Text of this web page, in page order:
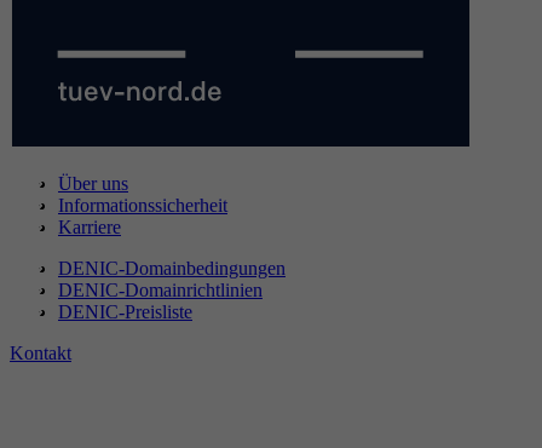
Über uns
Informationssicherheit
Karriere
DENIC-Domainbedingungen
DENIC-Domainrichtlinien
DENIC-Preisliste
Kontakt